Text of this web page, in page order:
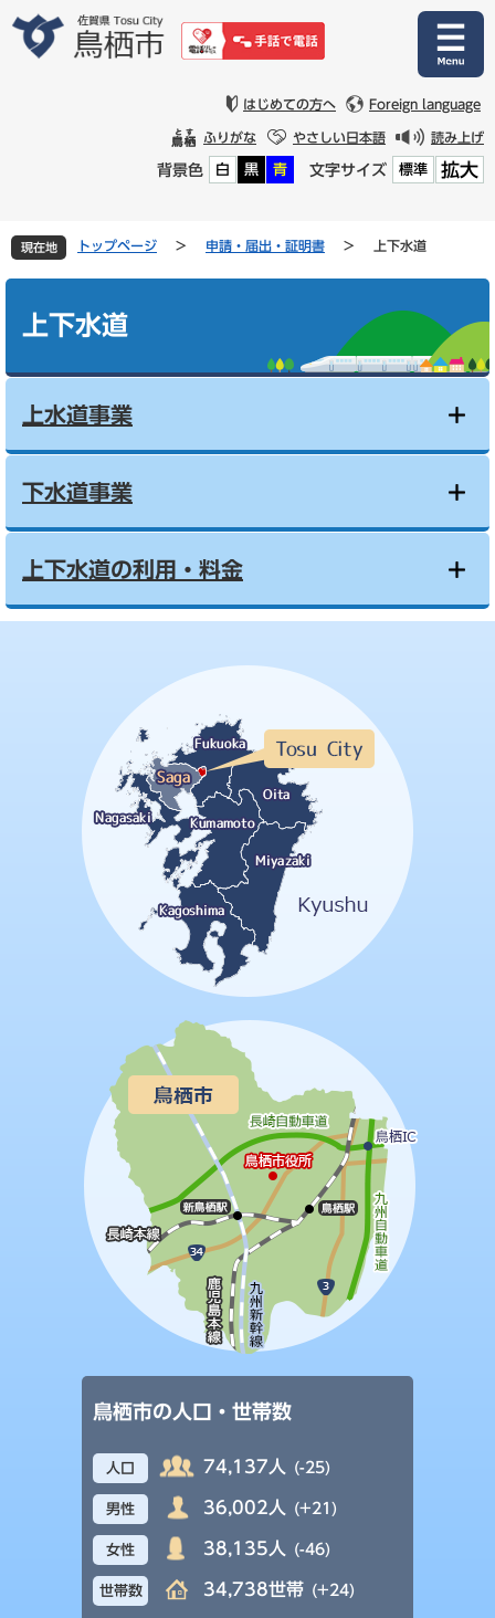
文
はじめての方へ Foreign language
ふりがな やさしい日本語 読み上げ
背景色 白 黒 青 文字サイズ 標準 拡大
現在地 トップページ > 申請・届出・証明書 > 上下水道
上下水道
上水道事業
下水道事業
上下水道の利用・料金
鳥栖市の人口・世帯数
人口 74,137人 (-25)
男性 36,002人 (+21)
女性 38,135人 (-46)
世帯数 34,738世帯 (+24)